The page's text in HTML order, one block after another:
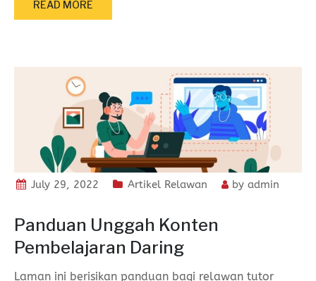
READ MORE
July 29, 2022 Artikel Relawan by admin
Panduan Unggah Konten
Pembelajaran Daring
Laman ini berisikan panduan bagi relawan tutor